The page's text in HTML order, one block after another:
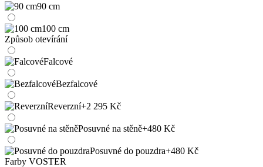
90 cm
100 cm
Způsob otevírání
Falcové
Bezfalcové
Reverzní+2 295 Kč
Posuvné na stěně+480 Kč
Posuvné do pouzdra+480 Kč
Farby VOSTER